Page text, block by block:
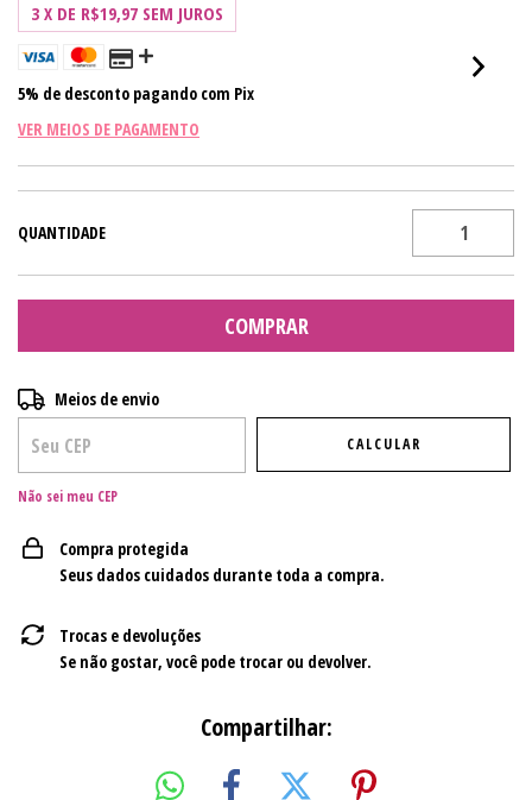
3 X DE R$19,97 SEM JUROS
5% de desconto pagando com Pix
VER MEIOS DE PAGAMENTO
QUANTIDADE
Entregas para o CEP:
Meios de envio
CALCULAR
Não sei meu CEP
Compra protegida
Seus dados cuidados durante toda a compra.
Trocas e devoluções
Se não gostar, você pode trocar ou devolver.
Compartilhar: